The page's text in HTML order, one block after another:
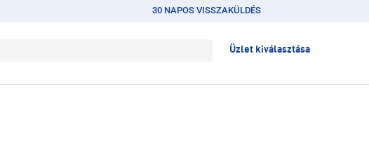
30 NAPOS VISSZAKÜLDÉS
Üzlet kiválasztása